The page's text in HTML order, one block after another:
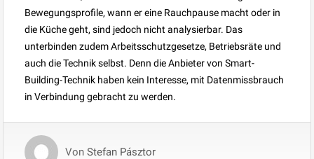
Bewegungsprofile, wann er eine Rauchpause macht oder in
die Küche geht, sind jedoch nicht analysierbar. Das
unterbinden zudem Arbeitsschutzgesetze, Betriebsräte und
auch die Technik selbst. Denn die Anbieter von Smart-
Building-Technik haben kein Interesse, mit Datenmissbrauch
in Verbindung gebracht zu werden.
Von Stefan Pásztor